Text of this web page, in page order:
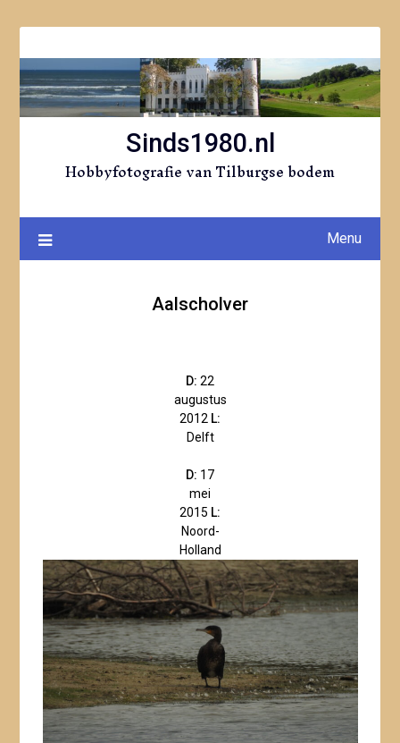
naar
inhoud
Sinds1980.nl
Hobbyfotografie van Tilburgse bodem
Menu
Aalscholver
D: 22
augustus
2012 L:
Delft
D: 17
mei
2015 L:
Noord-
Holland